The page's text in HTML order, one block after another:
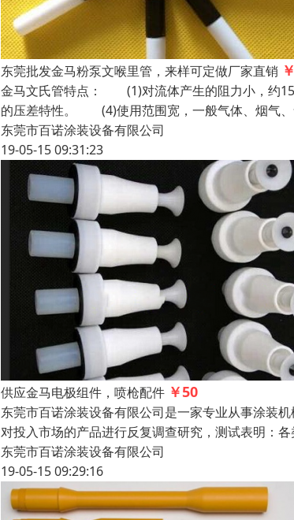
东莞批发金马粉泵文喉里管，来样可定做厂家直销
金马文氏管特点： (1)对流体产生的阻力小，约
的压差特性。 (4)使用范围宽，一般气体、烟气
东莞市百诺涂装设备有限公司
19-05-15 09:31:23
供应金马电极组件，喷枪配件 ￥50
东莞市百诺涂装设备有限公司是一家专业从事涂装
对投入市场的产品进行反复调查研究，测试表明：
东莞市百诺涂装设备有限公司
19-05-15 09:29:16